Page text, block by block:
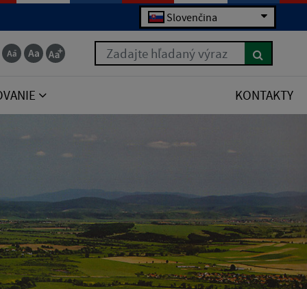
Slovenčina
Zadajte hľadaný výraz
KONTAKTY